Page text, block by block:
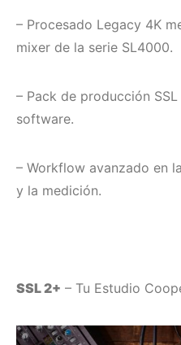
– Procesado Legacy 4K
mixer de la serie SL4000.
– Pack de producción
software.
– Workflow avanzado en
y la medición.
SSL 2+ – Tu Estudio